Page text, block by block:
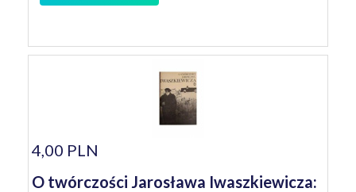
4,00 PLN
O twórczości Jarosława Iwaszkiewicza: